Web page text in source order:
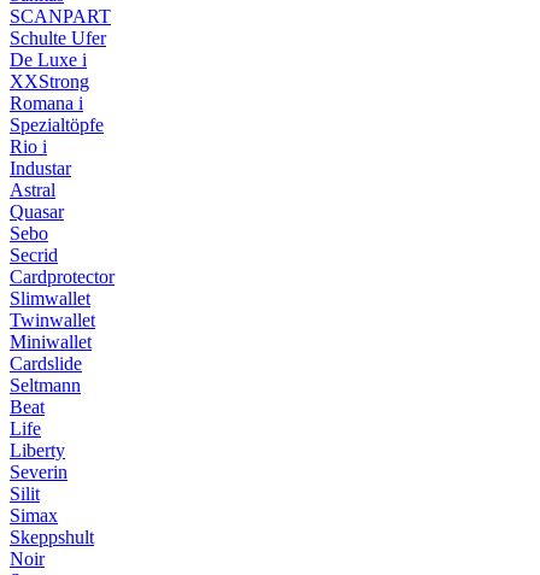
SCANPART
Schulte Ufer
De Luxe i
XXStrong
Romana i
Spezialtöpfe
Rio i
Industar
Astral
Quasar
Sebo
Secrid
Cardprotector
Slimwallet
Twinwallet
Miniwallet
Cardslide
Seltmann
Beat
Life
Liberty
Severin
Silit
Simax
Skeppshult
Noir